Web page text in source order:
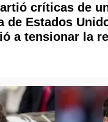
críticas de
de Estados
a tensionar la